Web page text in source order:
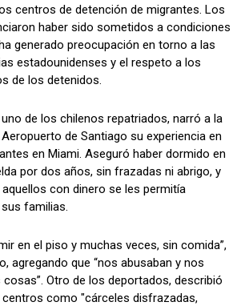
centros de detención de migrantes. Los
haber sido sometidos a condiciones
generado preocupación en torno a las
estadounidenses y el respeto a los
de los detenidos.
de los chilenos repatriados, narró a la
de Santiago su experiencia en
en Miami. Aseguró haber dormido en
por dos años, sin frazadas ni abrigo, y
con dinero se les permitía
familias.
en el piso y muchas veces, sin comida”,
agregando que “nos abusaban y nos
Otro de los deportados, describió
como "cárceles disfrazadas,